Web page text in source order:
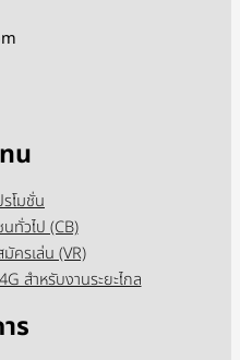
รโมชั่น
ทั่วไป (CB)
ครเล่น (VR)
สำหรับงานระยะไกล
ร